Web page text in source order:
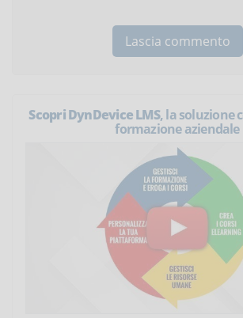
Scopri DynDevice LMS, la soluzione
formazione aziendale